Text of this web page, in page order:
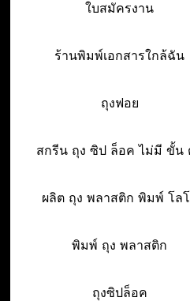
ใบสมัครงาน
ร้านพิมพ์เอกสารใกล้ฉัน
ถุงฟอย
สกรีน ถุง ซิป ล็อค ไม่มี ขั้น
ผลิต ถุง พลาสติก พิมพ์ โล
พิมพ์ ถุง พลาสติก
ถุงซิปล็อค